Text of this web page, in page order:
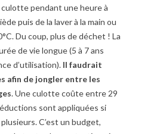
pendant une heure à
puis de la laver à la main ou
Du coup, plus de déchet ! La
de vie longue (5 à 7 ans
d’utilisation). Il faudrait
afin de jongler entre les
. Une culotte coûte entre 29
sont appliquées si
C’est un budget,